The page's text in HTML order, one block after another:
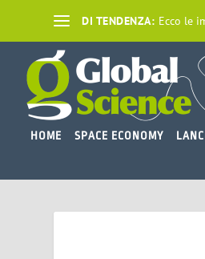
DI TENDENZA: Ecco le
HOME SPACE ECONOMY